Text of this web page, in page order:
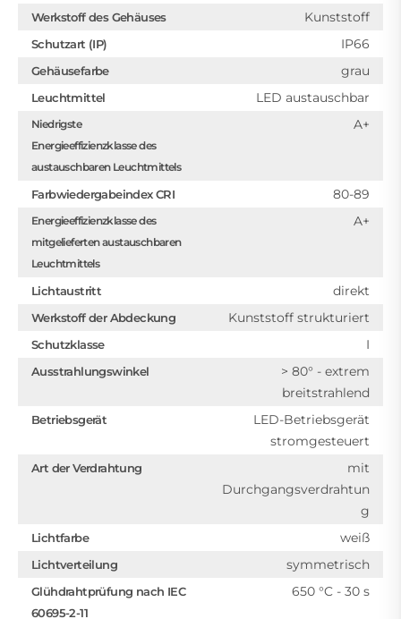
Werkstoff des Gehäuses Kunststoff
Schutzart (IP) IP66
Gehäusefarbe grau
Leuchtmittel LED austauschbar
Niedrigste
Energieeffizienzklasse des
austauschbaren Leuchtmittels
A+
Farbwiedergabeindex CRI 80-89
Energieeffizienzklasse des
mitgelieferten austauschbaren
Leuchtmittels
A+
Lichtaustritt direkt
Werkstoff der Abdeckung Kunststoff strukturiert
Schutzklasse I
Ausstrahlungswinkel
> 80° - extrem
breitstrahlend
Betriebsgerät
LED-Betriebsgerät
stromgesteuert
Art der Verdrahtung
mit
Durchgangsverdrahtun
g
Lichtfarbe weiß
Lichtverteilung symmetrisch
Glühdrahtprüfung nach IEC
60695-2-11
650 °C - 30 s